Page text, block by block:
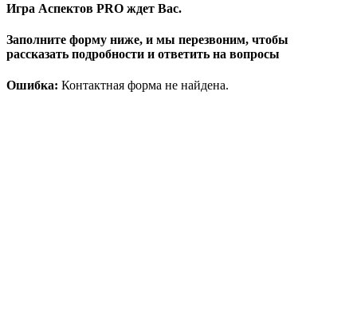
Игра Аспектов PRO ждет Вас.
Заполните форму ниже, и мы перезвоним, чтобы
рассказать подробности и ответить на вопросы
Ошибка: Контактная форма не найдена.